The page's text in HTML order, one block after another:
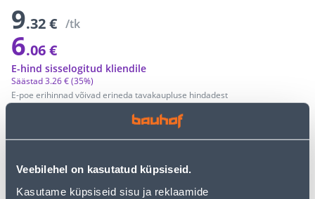
Veebilehel on kasutatud küpsiseid.
Kasutame küpsiseid sisu ja reklaamide
9.32 € /tk
6.06 €
E-poe erihinnad võivad erineda tavakaupluse hindadest
Säästad3.26 €(35%)
E-hind sisselogitud kliendile
LISA OSTUKORVI